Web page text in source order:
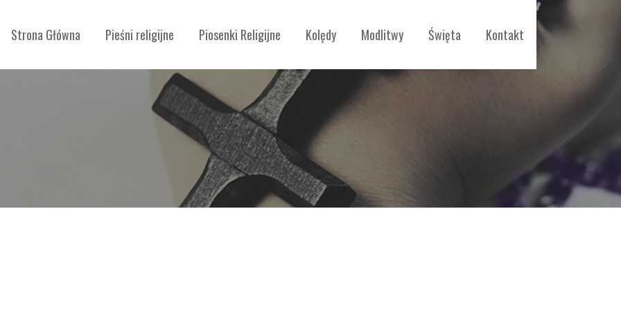
Strona Główna Pieśni religijne Piosenki Religijne Kolędy Modlitwy Święta Kontakt